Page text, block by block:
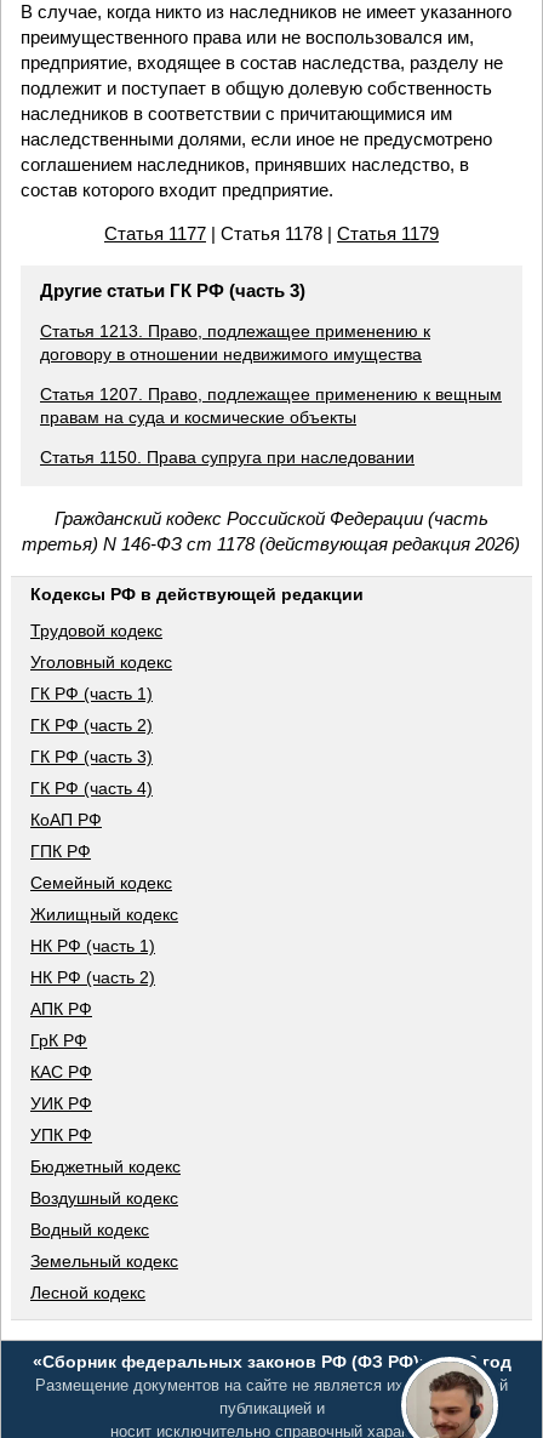
В случае, когда никто из наследников не имеет указанного
преимущественного права или не воспользовался им,
предприятие, входящее в состав наследства, разделу не
подлежит и поступает в общую долевую собственность
наследников в соответствии с причитающимися им
наследственными долями, если иное не предусмотрено
соглашением наследников, принявших наследство, в
состав которого входит предприятие.
Статья 1177| Статья 1178 | Статья 1179
Другие статьи ГК РФ (часть 3)
Статья 1213. Право, подлежащее применению к
договору в отношении недвижимого имущества
Статья 1207. Право, подлежащее применению к вещным
правам на суда и космические объекты
Статья 1150. Права супруга при наследовании
Гражданский кодекс Российской Федерации (часть
третья) N 146-ФЗ ст 1178 (действующая редакция 2026)
Кодексы РФ в действующей редакции
Трудовой кодекс
Уголовный кодекс
ГК РФ (часть 1)
ГК РФ (часть 2)
ГК РФ (часть 3)
ГК РФ (часть 4)
КоАП РФ
ГПК РФ
Семейный кодекс
Жилищный кодекс
НК РФ (часть 1)
НК РФ (часть 2)
АПК РФ
ГрК РФ
КАС РФ
УИК РФ
УПК РФ
Бюджетный кодекс
Воздушный кодекс
Водный кодекс
Земельный кодекс
Лесной кодекс
«Сборник федеральных законов РФ (ФЗ РФ)», 2026 год
Размещение документов на сайте не является их официальной
публикацией и
носит исключительно справочный характер